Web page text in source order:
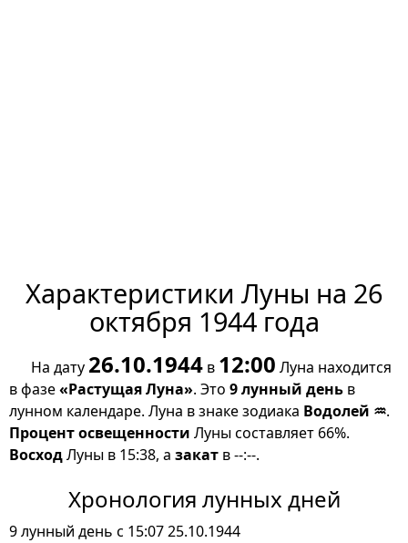
Характеристики Луны на 26
октября 1944 года
На дату 26.10.1944 в 12:00 Луна находится
в фазе«Растущая Луна». Это 9 лунный день в
лунном календаре. Луна в знаке зодиака Водолей ♒.
Процент освещенности Луны составляет 66%.
ВосходЛуны в 15:38, а закат в --:--.
Хронология лунных дней
9 лунный день с 15:07 25.10.1944